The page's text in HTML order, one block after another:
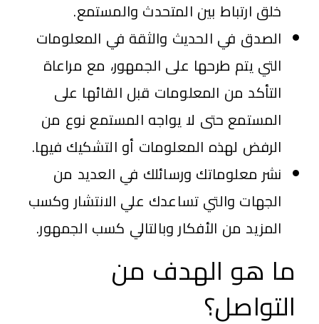
خلق ارتباط بين المتحدث والمستمع.
الصدق في الحديث والثقة في المعلومات
التي يتم طرحها على الجمهور، مع مراعاة
التأكد من المعلومات قبل القائها على
المستمع حتى لا يواجه المستمع نوع من
الرفض لهذه المعلومات أو التشكيك فيها.
نشر معلوماتك ورسائلك في العديد من
الجهات والتي تساعدك علي الانتشار وكسب
المزيد من الأفكار وبالتالي كسب الجمهور.
ما هو الهدف من
التواصل؟